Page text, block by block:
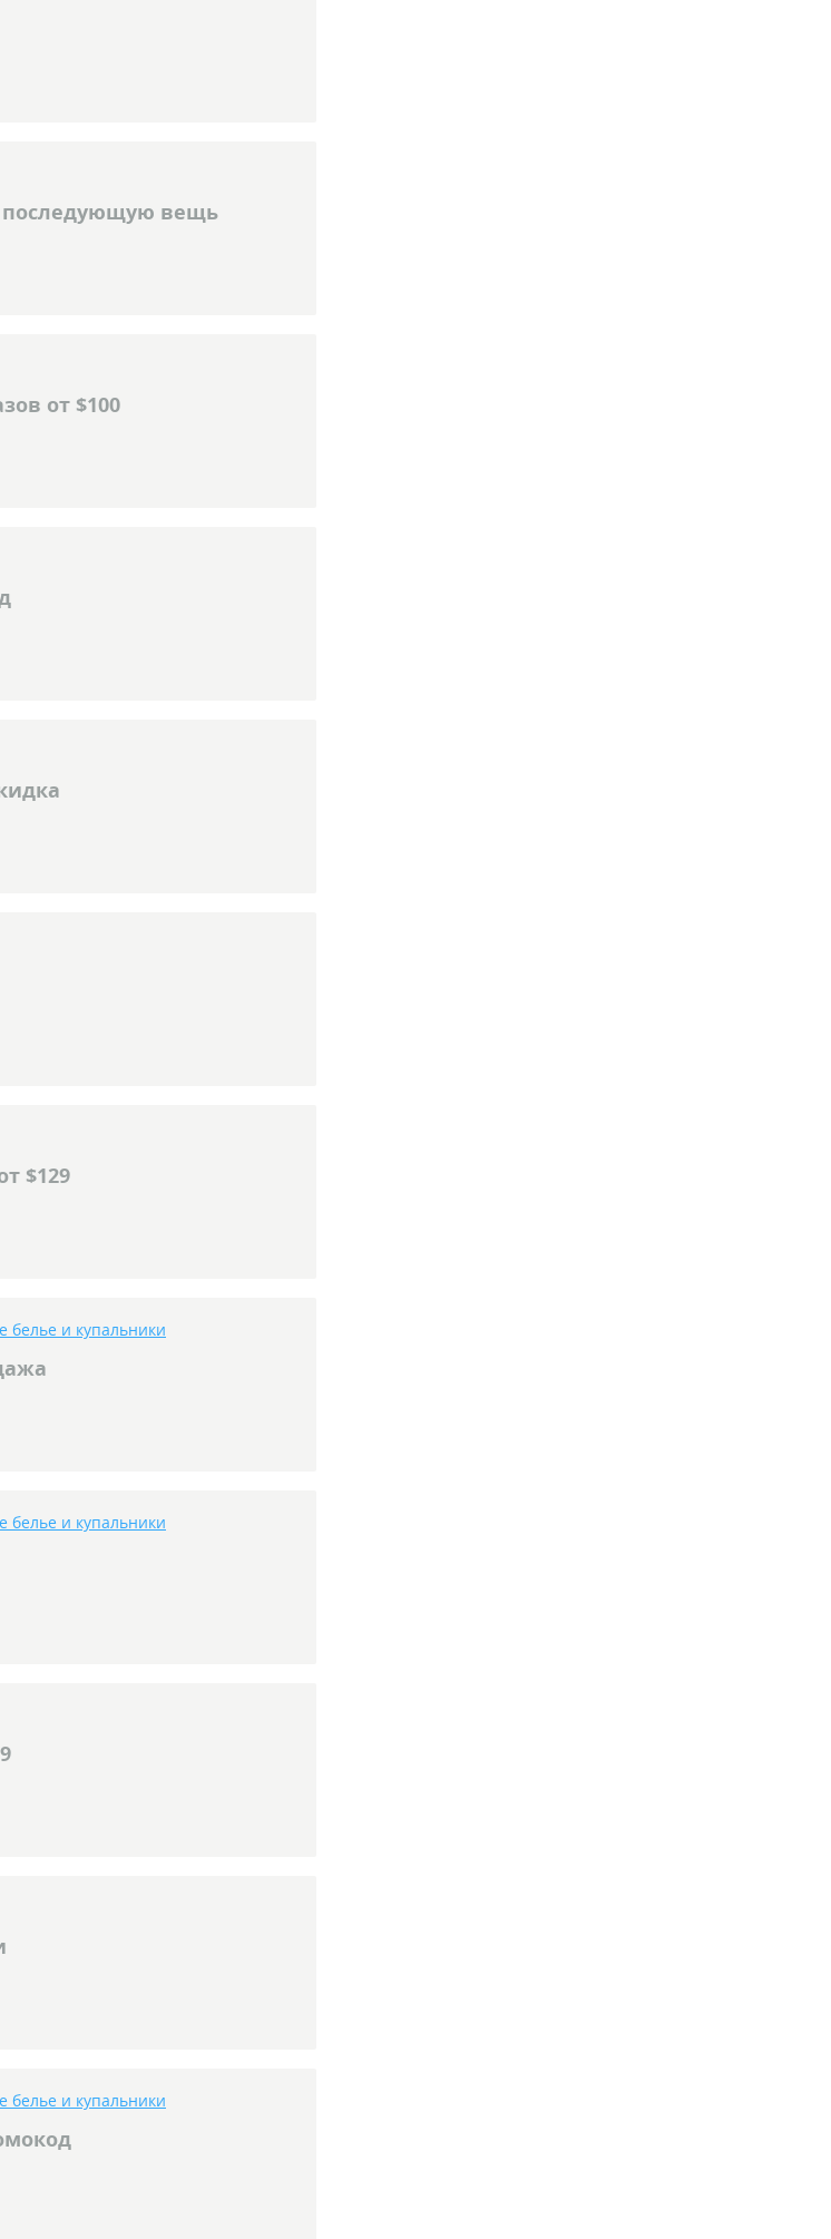
вещь
от $100
$129
белье и купальники
белье и купальники
белье и купальники